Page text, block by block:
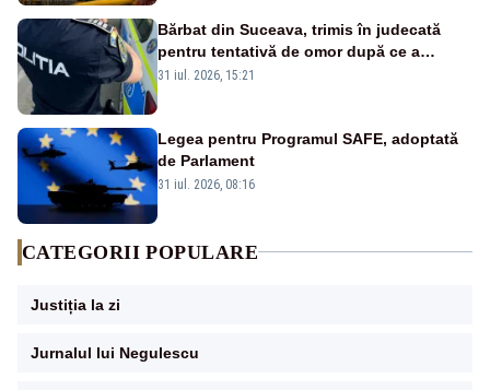
Bărbat din Suceava, trimis în judecată
pentru tentativă de omor după ce a
înjunghiat un tânăr în urma unui conflict
31 iul. 2026, 15:21
Legea pentru Programul SAFE, adoptată
de Parlament
31 iul. 2026, 08:16
CATEGORII POPULARE
Justiția la zi
Jurnalul lui Negulescu